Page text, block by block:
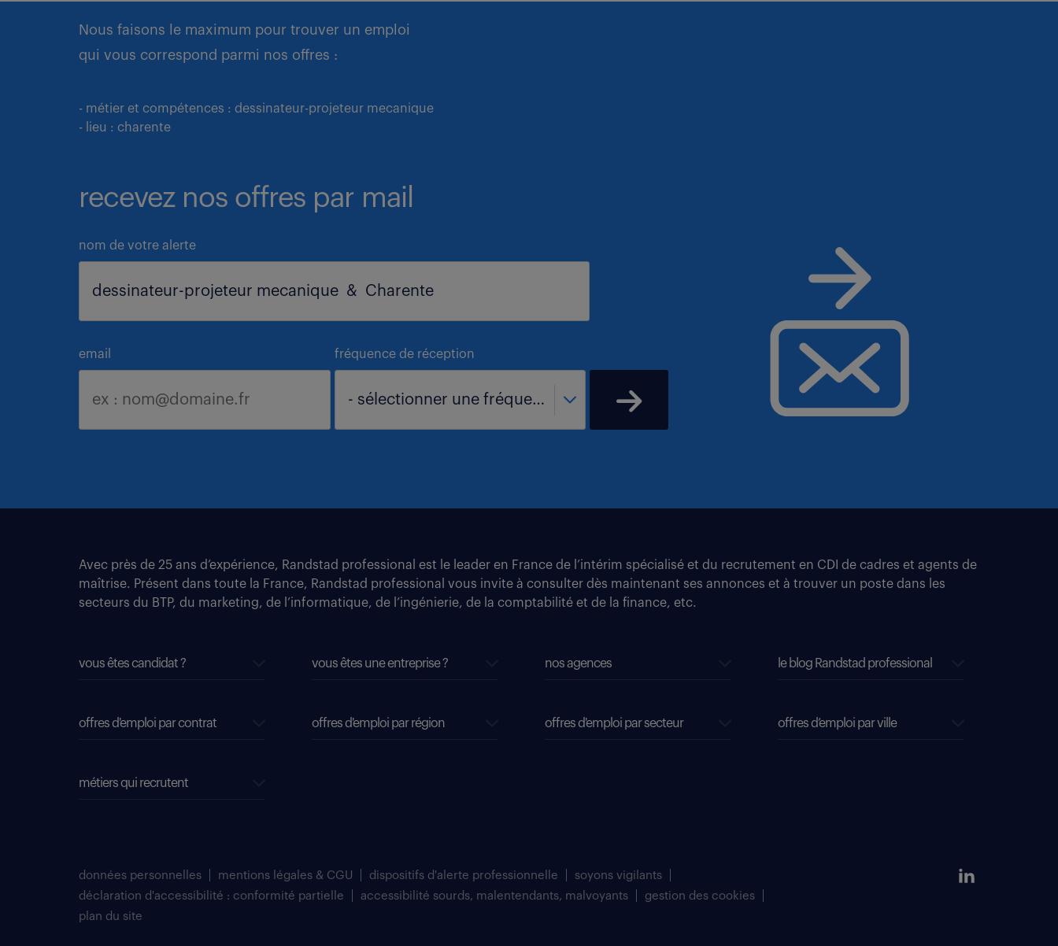
Nous faisons le maximum pour trouver un emploi
qui vous correspond parmi nos offres :
- métier et compétences : dessinateur-projeteur mecanique
- lieu : charente
recevez nos offres par mail
nom de votre alerte
email fréquence de réception
- sélectionner une fréquence -
Avec près de 25 ans d’expérience, Randstad professional est le leader en France de l’intérim spécialisé et du recrutement en CDI de cadres et agents de
maîtrise. Présent dans toute la France, Randstad professional vous invite à consulter dès maintenant ses annonces et à trouver un poste dans les
secteurs du BTP, du marketing, de l’informatique, de l’ingénierie, de la comptabilité et de la finance, etc.
vous êtes candidat ? vous êtes une entreprise ? nos agences le blog Randstad professional
offres d'emploi par contrat offres d'emploi par région offres d'emploi par secteur offres d’emploi par ville
métiers qui recrutent
données personnelles mentions légales & CGU dispositifs d'alerte professionnelle
soyons vigilants
déclaration d'accessibilité : conformité partielle
accessibilité sourds, malentendants, malvoyants
gestion des cookies
plan du site